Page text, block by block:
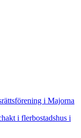
i Majorna
i flerbostadshus i